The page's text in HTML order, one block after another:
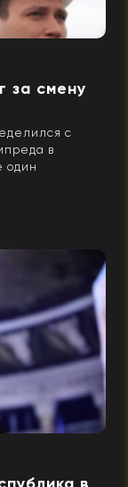
за смену
с
в
один